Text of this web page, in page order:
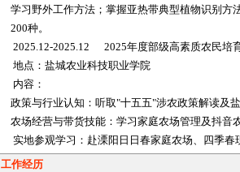
学习野外工作方法；掌握亚热带典型植物识别方
200种。
2025.12-2025.12 2025年度部级高素质农民培
地点：盐城农业科技职业学院
内容：
政策与行业认知：听取"十五五"涉农政策解读及
农场经营与带货技能：学习家庭农场管理及抖音
实地参观学习：赴溧阳日日春家庭农场、四季
工作经历